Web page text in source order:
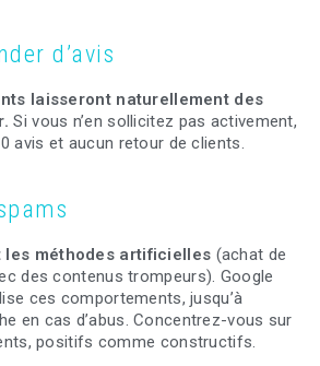
d’avis
laisseront naturellement des
Si vous n’en sollicitez pas activement,
avis et aucun retour de clients.
les méthodes artificielles (achat de
des contenus trompeurs). Google
ces comportements, jusqu’à
en cas d’abus. Concentrez-vous sur
positifs comme constructifs.